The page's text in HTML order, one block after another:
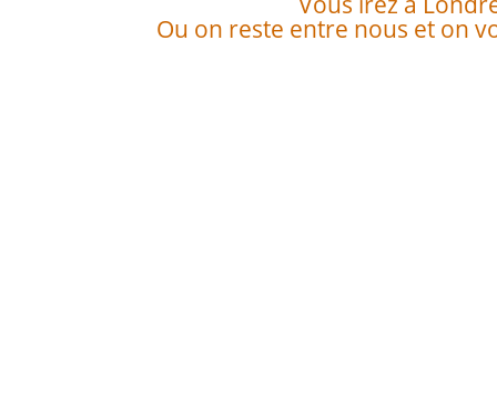
Ou on reste entre nous et on